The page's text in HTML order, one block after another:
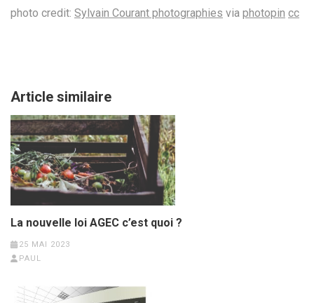
photo credit: Sylvain Courant photographies via photopin cc
Article similaire
La nouvelle loi AGEC c’est quoi ?
25 MAI 2023
PAUL